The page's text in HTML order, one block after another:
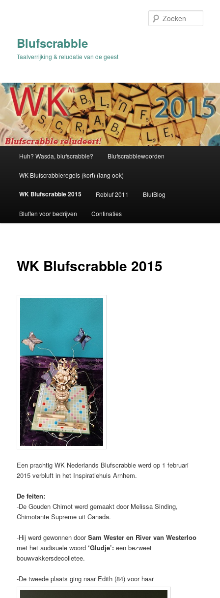
inhoudBlufscrabble
Taalverrijking & reludatie van de geest
Huh? Wasda, blufscrabble? Blufscrabblewoorden
WK-Blufscrabbleregels (kort) (lang ook)
WK Blufscrabble 2015 Rebluf 2011 BlufBlog
Bluffen voor bedrijven Continaties
WK Blufscrabble 2015
Een prachtig WK Nederlands Blufscrabble werd op 1 februari
2015 verbluft in het Inspiratiehuis Arnhem.
De feiten:
-De Gouden Chimot werd gemaakt door Melissa Sinding,
Chimotante Supreme uit Canada.
-Hij werd gewonnen doorSam Wester en River van Westerloo
met het audisuele woord‘Gludje’: een bezweet
bouwvakkersdecolletee.
-De tweede plaats ging naar Edith (84) voor haar